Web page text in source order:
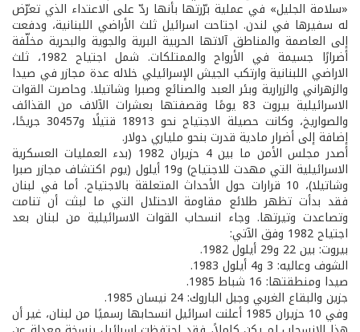
«سلامة الجليل» في عملية برّرتها بأنها ردّ على الاعتداء الذي تعرّض
له سفيرها في لندن. اجتاحت اسرائيل ثلث الأراضي اللبنانية، ودفعت
إلى العاصمة والمناطق آلاتها الحربية البرية والجوية والبحرية مخلّفة
أضرارًا جسيمة في الأرواح والممتلكات. شمل اجتياح 1982، ثلث
الاراضي اللبنانية وارتكب الجيش الإسرائيلي خلاله عدة مجازر في صيدا
والزهراني والزرارية وبئر العبد والصنائع وصبرا وشاتيلا. وحاصرت القوات
الاسرائيلية بيروت 83 يومًا وقصفتها بعشرات الآلاف من القذائف
والصواريخ، وكانت حصيلة الاجتياح نحو 18913 قتيلًا و30457 جريحًا،
إضافة إلى أضرار مادية قدرت بنحو ملياري دولار.
أصدر مجلس الأمن ما بين 4 حزيران 1982 (بدء العمليات العسكرية
الاسرائيلية التي مهدت للاجتياح) و19 أيلول (يوم اكتشاف مجازر صبرا
وشاتيلا)، 10 قرارات حول الأحداث المتعلقة بالاجتياح. أما في لبنان
فقد بدأت تظهر طلائع مقاومة الاحتلال التي ما لبثت أن تنامت
وتصاعدت وتيرتها. وجاء انسحاب القوات الاسرائيلية من لبنان بعد
اجتياح 1982 وفق الآتي:
بيروت: بين 22 و29 أيلول 1982.
الشوف وعاليه: 3 و4 أيلول 1983.
صيدا ومنطقتها: 16 شباط 1985.
جزين والبقاع الغربي وجبل الباروك: 24 نيسان 1985.
وفي 10 حزيران 1985 أعلنت اسرائيل انسحابها رسميًا من لبنان، غير أن